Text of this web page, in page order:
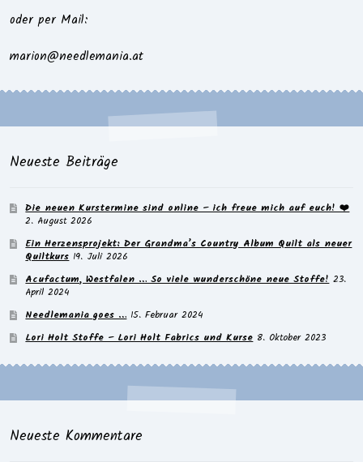
oder per Mail:
marion@needlemania.at
Neueste Beiträge
Die neuen Kurstermine sind online – ich freue mich auf euch! ❤️
2. August 2026
Ein Herzensprojekt: Der Grandma’s Country Album Quilt als neuer
Quiltkurs 19. Juli 2026
Acufactum, Westfalen … So viele wunderschöne neue Stoffe! 23.
April 2024
Needlemania goes … 15. Februar 2024
Lori Holt Stoffe – Lori Holt Fabrics und Kurse 8. Oktober 2023
Neueste Kommentare